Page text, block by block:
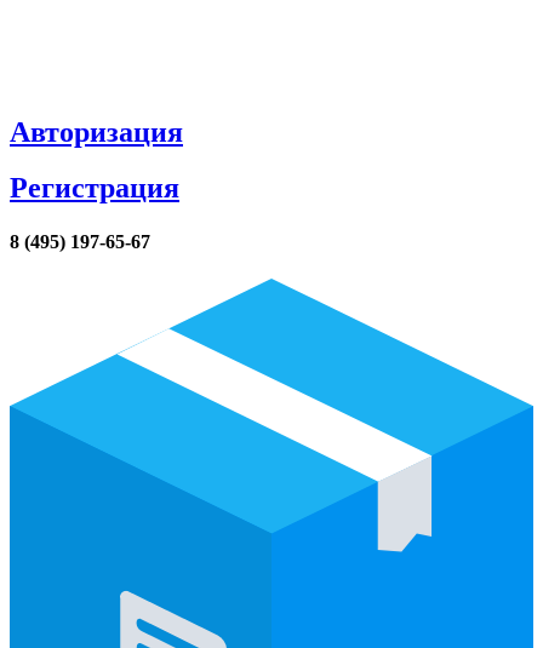
Авторизация
Регистрация
8 (495) 197-65-67